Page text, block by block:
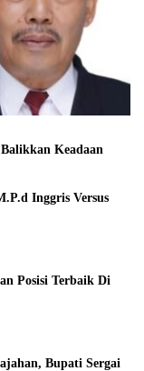
Keadaan
Inggris Versus
Posisi Terbaik Di
Bupati Sergai